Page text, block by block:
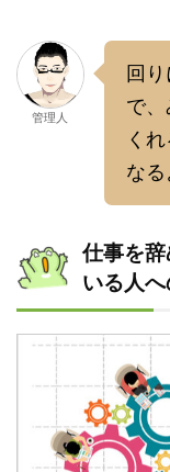
管理人
回
で
く
なる
仕事を
いる人